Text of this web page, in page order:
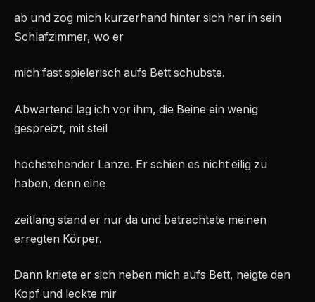
ab und zog mich kurzerhand hinter sich her in sein
Schlafzimmer, wo er
mich fast spielerisch aufs Bett schubste.
Abwartend lag ich vor ihm, die Beine ein wenig
gespreizt, mit steil
hochstehender Lanze. Er schien es nicht eilig zu
haben, denn eine
zeitlang stand er nur da und betrachtete meinen
erregten Körper.
Dann kniete er sich neben mich aufs Bett, neigte den
Kopf und leckte mir